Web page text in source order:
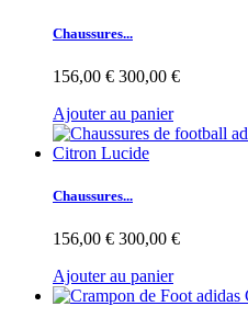
Chaussures...
156,00 € 300,00 €
Ajouter au panier
Chaussures...
156,00 € 300,00 €
Ajouter au panier